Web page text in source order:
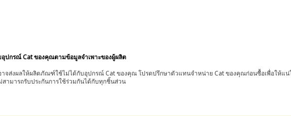
ปกรณ์ Cat ของคุณตามข้อมูลจำเพาะของผู้ผลิต
าจส่งผลให้ผลิตภัณฑ์ใช้ไม่ได้กับอุปกรณ์ Cat ของคุณ โปรดปรึกษาตัวแทนจำหน่าย Cat ของคุณก่อนซื้อเพื่อให้
ามารถรับประกันการใช้ร่วมกันได้กับทุกชิ้นส่วน